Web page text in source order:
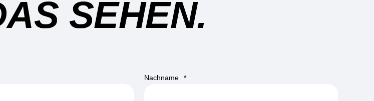
SEHEN.
Nachname *